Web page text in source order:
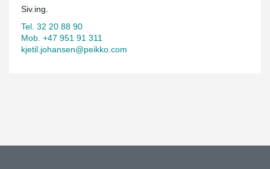
Siv.ing.
Tel. 32 20 88 90
Mob. +47 951 91 311
kjetil.johansen@peikko.com